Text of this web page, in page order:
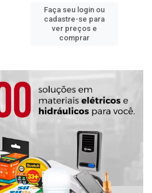
Faça seu login ou
cadastre-se para
ver preços e
comprar